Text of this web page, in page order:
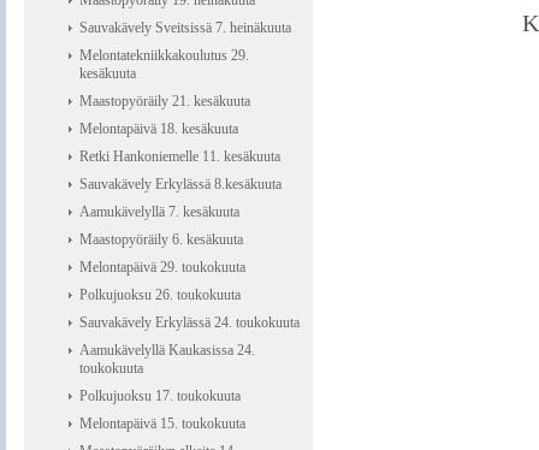
Sauvakävely Sveitsissä 7. heinäkuuta
Melontatekniikkakoulutus 29.
kesäkuuta
Maastopyöräily 21. kesäkuuta
Melontapäivä 18. kesäkuuta
Retki Hankoniemelle 11. kesäkuuta
Sauvakävely Erkylässä 8.kesäkuuta
Aamukävelyllä 7. kesäkuuta
Maastopyöräily 6. kesäkuuta
Melontapäivä 29. toukokuuta
Polkujuoksu 26. toukokuuta
Sauvakävely Erkylässä 24. toukokuuta
Aamukävelyllä Kaukasissa 24.
toukokuuta
Polkujuoksu 17. toukokuuta
Melontapäivä 15. toukokuuta